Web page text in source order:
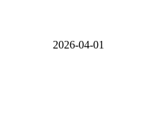
2026-04-01